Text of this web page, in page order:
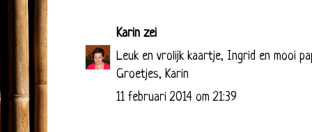
Karin zei
Leuk en vrolijk kaartje, Ingrid en mooi
Groetjes, Karin
11 februari 2014 om 21:39